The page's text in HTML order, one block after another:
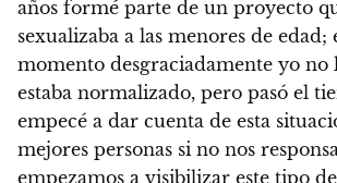
años formé parte de un proyecto
sexualizaba a las menores de edad;
momento desgraciadamente yo no
estaba normalizado, pero pasó el
empecé a dar cuenta de esta
mejores personas si no nos
empezamos a visibilizar este tipo de